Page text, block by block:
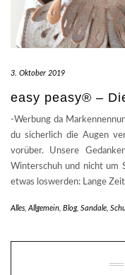
3. Oktober 2019
easy peasy® –
-Werbung da
du sicherlich die Augen
vorüber. Unsere
Winterschuh und nicht um
etwas loswerden: Lange
Alles,Allgemein, Blog, Sandale,